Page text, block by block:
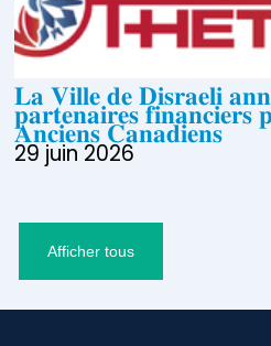
𝐋𝐚 𝐕𝐢𝐥𝐥𝐞 𝐝𝐞 𝐃𝐢𝐬𝐫𝐚𝐞𝐥𝐢
𝐩𝐚𝐫𝐭𝐞𝐧𝐚𝐢𝐫𝐞𝐬
𝐀𝐧𝐜𝐢𝐞𝐧𝐬 𝐂𝐚𝐧𝐚𝐝𝐢𝐞𝐧𝐬
29 juin 2026
Afficher tous